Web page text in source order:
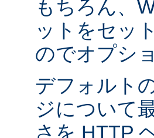
もちろん、
ットをセッ
のでオプシ
デフォルト
ジについて
さを HTTP